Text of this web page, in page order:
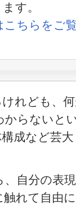
す。
ちらをご
れども、
らないと
成など芸
自分の表
れて自由